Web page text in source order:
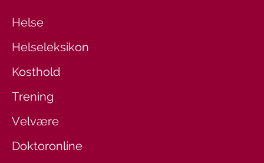
Helse
Helseleksikon
Kosthold
Trening
Velvære
Doktoronline